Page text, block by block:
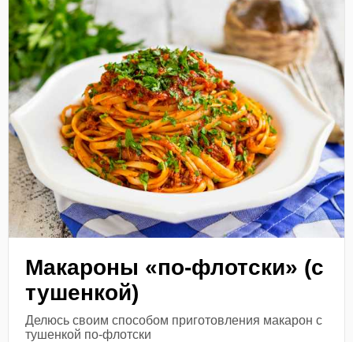
Макароны «по-флотски» (с
тушенкой)
Делюсь своим способом приготовления макарон с
тушенкой по-флотски